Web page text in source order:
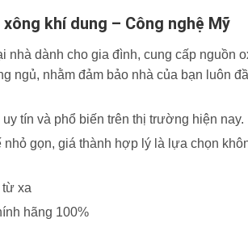
khí dung – Công nghệ Mỹ
nhà dành cho gia đình, cung cấp nguồn
ngủ, nhằm đảm bảo nhà của bạn luôn
tín và phổ biến trên thị trường hiện nay.
gọn, giá thành hợp lý là lựa chọn
xa
hãng 100%